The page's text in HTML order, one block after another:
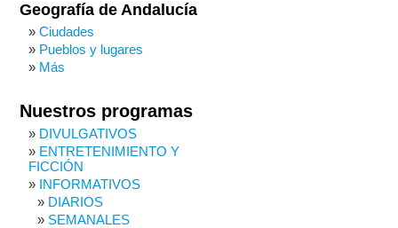
Geografía de Andalucía
Ciudades
Pueblos y lugares
Más
Nuestros programas
DIVULGATIVOS
ENTRETENIMIENTO Y
FICCIÓN
INFORMATIVOS
DIARIOS
SEMANALES